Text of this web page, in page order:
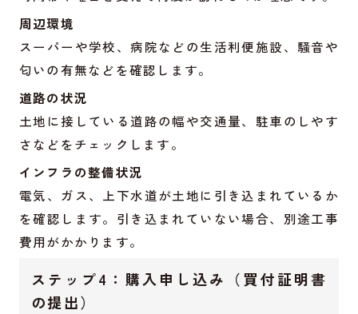
周辺環境
スーパーや学校、病院などの生活利便施設、騒音や
匂いの有無などを確認します。
道路の状況
土地に接している道路の幅や交通量、駐車のしやす
さなどをチェックします。
インフラの整備状況
電気、ガス、上下水道が土地に引き込まれているか
を確認します。引き込まれていない場合、別途工事
費用がかかります。
ステップ4：購入申し込み（買付証明書
の提出）